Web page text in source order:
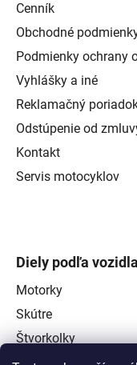
Cenník
Obchodné
Podmienky ochrany
Vyhlášky a iné
Reklamačný
Odstúpenie od
Kontakt
Servis motocyklov
Diely podľa vozidla
Motorky
Skútre
Štvorkolky